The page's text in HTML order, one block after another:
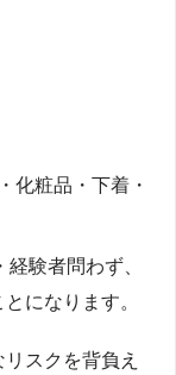
化粧品・下着・
験者問わず、
になります。
スクを背負え